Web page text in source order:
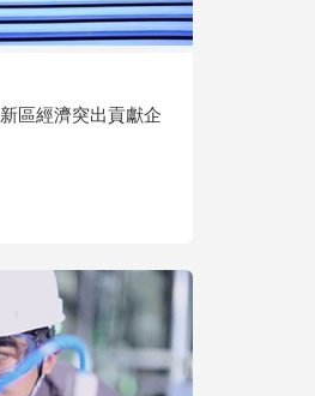
區經濟突出貢獻企